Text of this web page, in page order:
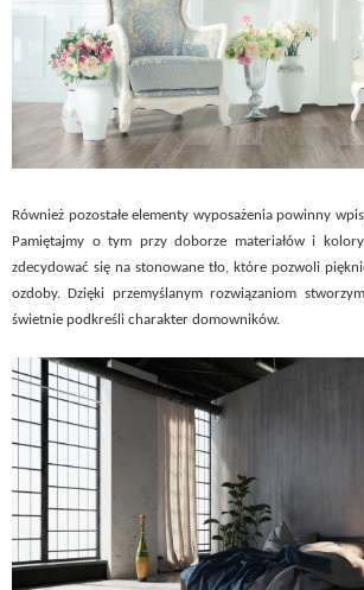
Również pozostałe elementy wyposażenia powinny
Pamiętajmy o tym przy doborze materiałów i
zdecydować się na stonowane tło, które pozwoli
ozdoby. Dzięki przemyślanym rozwiązaniom
świetnie podkreśli charakter domowników.